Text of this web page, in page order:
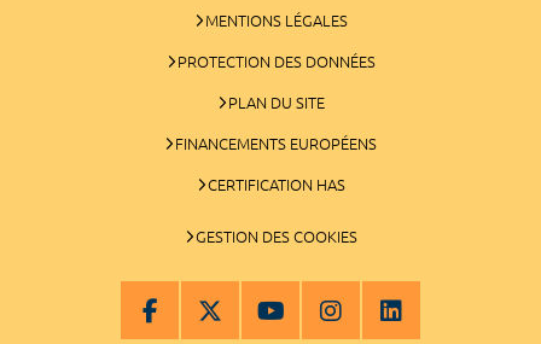
MENTIONS LÉGALES
PROTECTION DES DONNÉES
PLAN DU SITE
FINANCEMENTS EUROPÉENS
CERTIFICATION HAS
GESTION DES COOKIES